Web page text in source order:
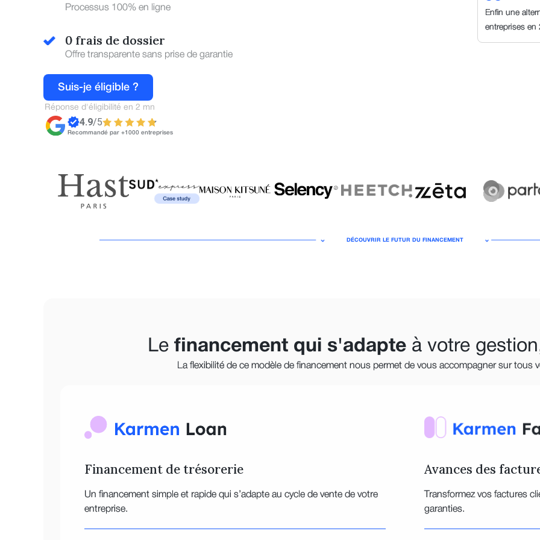
simplifié
Processus 100% en ligne
0 frais de dossier
Offre transparente sans prise de garantie
Suis-je éligible ?
Réponse d'éligibilité en 2 mn
4.9/5
Recommandé par +1000 entreprises
Enfin une
entreprises en
DÉCOUVRIR LE FUTUR DU FINANCEMENT
Le financement qui s'adapte à votre
La flexibilité de ce modèle de financement nous permet de vous accompagner sur tous
Financement de trésorerie
Un financement simple et rapide qui s’adapte au cycle de vente de votre
entreprise.
Avances des
Transformez vos factures
garanties.